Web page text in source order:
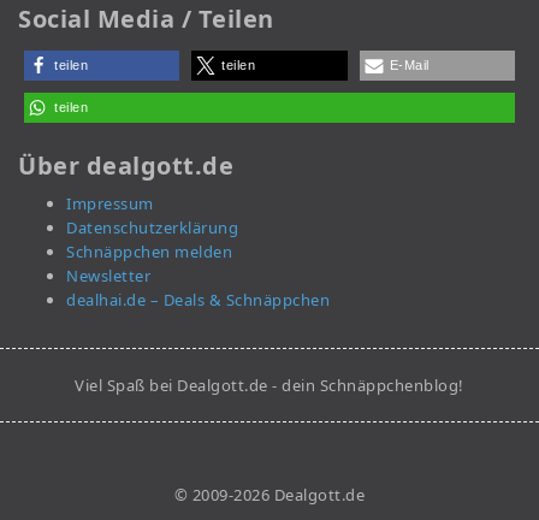
Social Media / Teilen
teilen teilen E-Mail
teilen
Über dealgott.de
Impressum
Datenschutzerklärung
Schnäppchen melden
Newsletter
dealhai.de – Deals & Schnäppchen
Viel Spaß bei Dealgott.de - dein Schnäppchenblog!
© 2009-2026 Dealgott.de